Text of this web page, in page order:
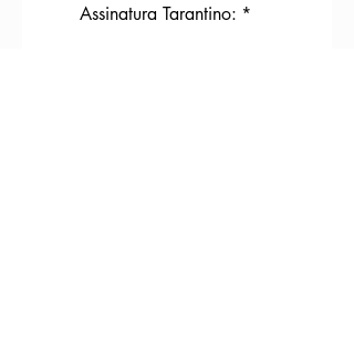
Assinatura Tarantino: *